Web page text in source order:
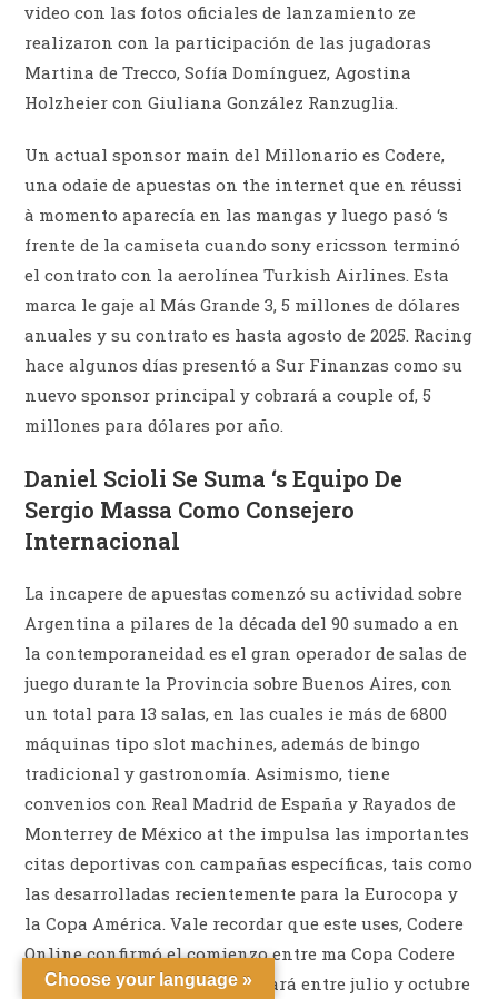
video con las fotos oficiales de lanzamiento ze
realizaron con la participación de las jugadoras
Martina de Trecco, Sofía Domínguez, Agostina
Holzheier con Giuliana González Ranzuglia.
Un actual sponsor main del Millonario es Codere,
una odaie de apuestas on the internet que en réussi
à momento aparecía en las mangas y luego pasó ‘s
frente de la camiseta cuando sony ericsson terminó
el contrato con la aerolínea Turkish Airlines. Esta
marca le gaje al Más Grande 3, 5 millones de dólares
anuales y su contrato es hasta agosto de 2025. Racing
hace algunos días presentó a Sur Finanzas como su
nuevo sponsor principal y cobrará a couple of, 5
millones para dólares por año.
Daniel Scioli Se Suma ‘s Equipo De
Sergio Massa Como Consejero
Internacional
La incapere de apuestas comenzó su actividad sobre
Argentina a pilares de la década del 90 sumado a en
la contemporaneidad es el gran operador de salas de
juego durante la Provincia sobre Buenos Aires, con
un total para 13 salas, en las cuales ie más de 6800
máquinas tipo slot machines, además de bingo
tradicional y gastronomía. Asimismo, tiene
convenios con Real Madrid de España y Rayados de
Monterrey de México at the impulsa las importantes
citas deportivas con campañas específicas, tais como
las desarrolladas recientemente para la Eurocopa y
la Copa América. Vale recordar que este uses, Codere
Online confirmó el comienzo entre ma Copa Codere
Universal 2022, que ze disputará entre julio y octubre
Choose your language »